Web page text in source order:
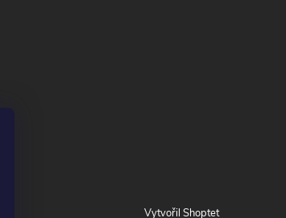
Vytvořil Shoptet